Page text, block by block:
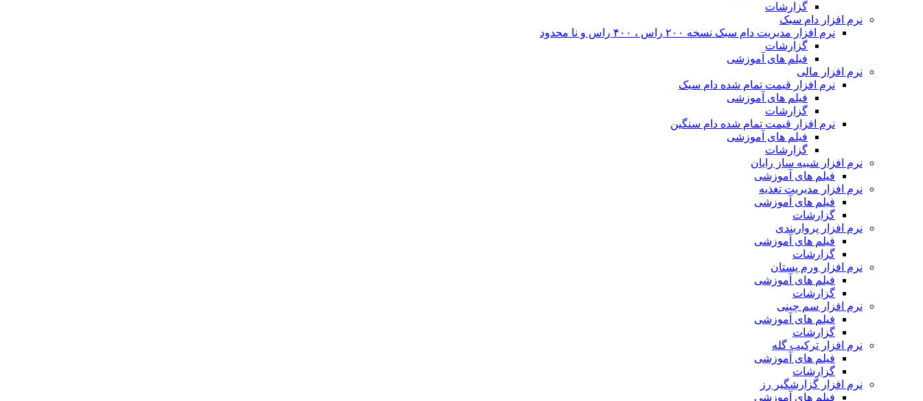
گزارشات
نرم افزار دام سبک
نرم افزار مدیریت دام سبک نسخه ۲۰۰ راس ، ۴۰۰ راس و نا محدود
گزارشات
فیلم های آموزشی
نرم افزار مالی
نرم افزار قیمت تمام شده دام سبک
فیلم های آموزشی
گزارشات
نرم افزار قیمت تمام شده دام سنگین
فیلم های آموزشی
گزارشات
نرم افزار شبیه ساز رایان
فیلم های آموزشی
نرم افزار مدیریت تغذیه
فیلم های آموزشی
گزارشات
نرم افزار پرواربندی
فیلم های آموزشی
گزارشات
نرم افزار ورم پستان
فیلم های آموزشی
گزارشات
نرم افزار سم چینی
فیلم های آموزشی
گزارشات
نرم افزار ترکیب گله
فیلم های آموزشی
گزارشات
نرم افزار گزارشگیر رز
فیلم های آموزشی